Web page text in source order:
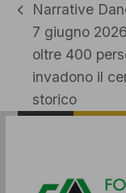
post
precedente:
Narrative
7 giugno 2026
oltre 400
invadono il
storico